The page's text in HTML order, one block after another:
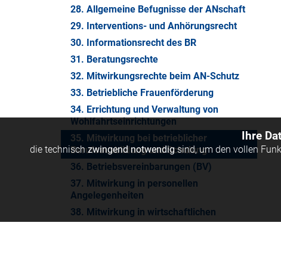
28. Allgemeine Befugnisse der ANschaft
29. Interventions- und Anhörungsrecht
30. Informationsrecht des BR
31. Beratungsrechte
32. Mitwirkungsrechte beim AN-Schutz
33. Betriebliche Frauenförderung
34. Errichtung und Verwaltung von
Wohlfahrtseinrichtungen
35. Mitwirkung bei betrieblicher
Berufsausbildung und Schulung
36. Betriebsvereinbarungen (BV)
37. Mitwirkung in personellen
Angelegenheiten
38. Mitwirkung in wirtschaftlichen
Angelegenheiten
Ihre
die technischzwingend notwendigsind, um den vollen